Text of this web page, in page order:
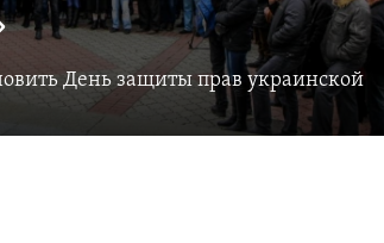
День защиты прав украинской